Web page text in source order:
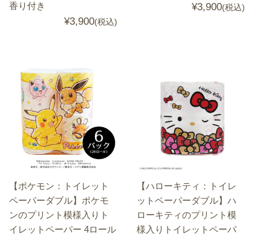
香り付き
¥3,900(税込)
¥3,900(税込)
【ポケモン：トイレット
ペーパーダブル】ポケモ
ンのプリント模様入りト
イレットペーパー 4ロール
【ハローキティ：トイレ
ットペーパーダブル】ハ
ローキティのプリント模
様入りトイレットペーパ